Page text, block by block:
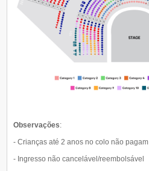
Observações:
- Crianças até 2 anos no colo não pagam
- Ingresso não cancelável/reembolsável